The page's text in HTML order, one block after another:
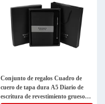
Conjunto de regalos Cuadro de
cuero de tapa dura A5 Diario de
escritura de revestimiento grueso